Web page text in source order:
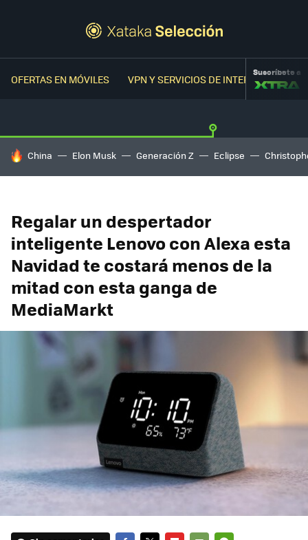
OFERTAS EN MÓVILES VPN Y SERVICIOS DE INTERNETSuscríbete a
HOY SE HABLA DE
China Elon Musk Generación Z Eclipse
Regalar un despertador
inteligente Lenovo con Alexa esta
Navidad te costará menos de la
mitad con esta ganga de
MediaMarkt